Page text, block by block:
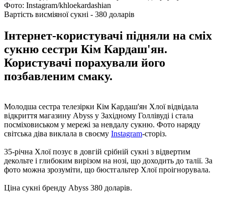
Фото: Instagram/khloekardashian
Вартість висміяної сукні - 380 доларів
Інтернет-користувачі підняли на сміх
сукню сестри Кім Кардаш'ян.
Користувачі порахували його
позбавленим смаку.
Молодша сестра телезірки Кім Кардаш'ян Хлої відвідала
відкриття магазину Abyss у Західному Голлівуді і стала
посміховиськом у мережі за невдалу сукню. Фото наряду
світська діва виклала в своєму Instagram-сторіз.
35-річна Хлої позує в довгій срібній сукні з відвертим
декольте і глибоким вирізом на нозі, що доходить до талії. За
фото можна зрозуміти, що бюстгальтер Хлої проігнорувала.
Ціна сукні бренду Abyss 380 доларів.